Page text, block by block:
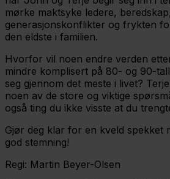
mørke maktsyke ledere, beredskap,
generasjonskonflikter og frykten
den eldste i familien.
Hvorfor vil noen endre verden
mindre komplisert på 80- og 90-
seg gjennom det meste i livet?
noen av de store og viktige
også ting du ikke visste at du
Gjør deg klar for en kveld spekket
god stemning!
Regi: Martin Beyer-Olsen